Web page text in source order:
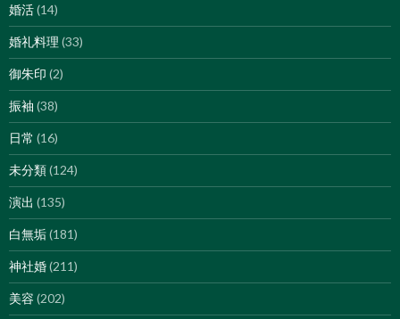
婚活(14)
婚礼料理 (33)
御朱印 (2)
振袖 (38)
日常 (16)
未分類(124)
演出 (135)
白無垢(181)
神社婚(211)
美容 (202)